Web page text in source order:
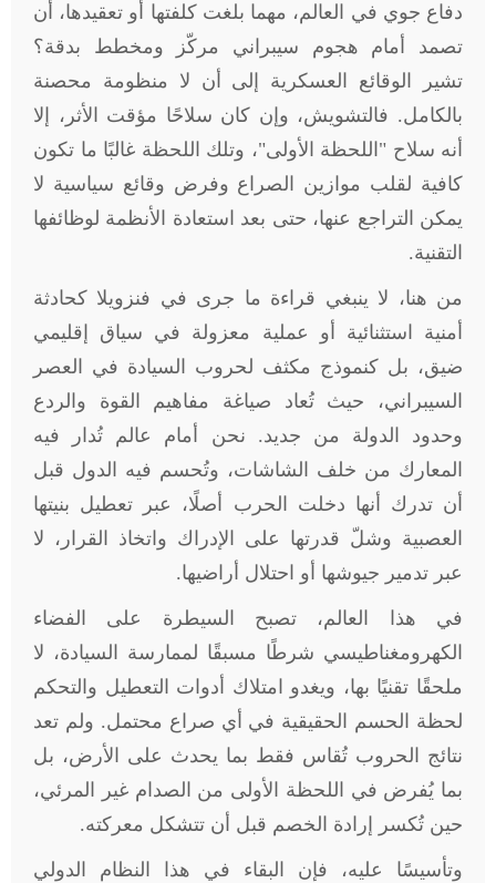
دفاع جوي في العالم، مهما بلغت كلفتها أو تعقيدها، أن
تصمد أمام هجوم سيبراني مركّز ومخطط بدقة؟
تشير الوقائع العسكرية إلى أن لا منظومة محصنة
بالكامل. فالتشويش، وإن كان سلاحًا مؤقت الأثر، إلا
أنه سلاح "اللحظة الأولى"، وتلك اللحظة غالبًا ما تكون
كافية لقلب موازين الصراع وفرض وقائع سياسية لا
يمكن التراجع عنها، حتى بعد استعادة الأنظمة لوظائفها
التقنية.
من هنا، لا ينبغي قراءة ما جرى في فنزويلا كحادثة
أمنية استثنائية أو عملية معزولة في سياق إقليمي
ضيق، بل كنموذج مكثف لحروب السيادة في العصر
السيبراني، حيث تُعاد صياغة مفاهيم القوة والردع
وحدود الدولة من جديد. نحن أمام عالم تُدار فيه
المعارك من خلف الشاشات، وتُحسم فيه الدول قبل
أن تدرك أنها دخلت الحرب أصلًا، عبر تعطيل بنيتها
العصبية وشلّ قدرتها على الإدراك واتخاذ القرار، لا
عبر تدمير جيوشها أو احتلال أراضيها.
في هذا العالم، تصبح السيطرة على الفضاء
الكهرومغناطيسي شرطًا مسبقًا لممارسة السيادة، لا
ملحقًا تقنيًا بها، ويغدو امتلاك أدوات التعطيل والتحكم
لحظة الحسم الحقيقية في أي صراع محتمل. ولم تعد
نتائج الحروب تُقاس فقط بما يحدث على الأرض، بل
بما يُفرض في اللحظة الأولى من الصدام غير المرئي،
حين تُكسر إرادة الخصم قبل أن تتشكل معركته.
وتأسيسًا عليه، فإن البقاء في هذا النظام الدولي